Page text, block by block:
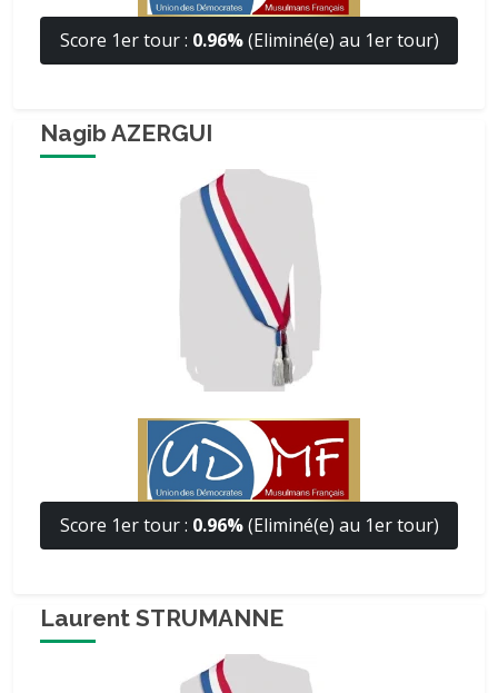
Score 1er tour : 0.96%(Eliminé(e) au 1er tour)
Nagib AZERGUI
Score 1er tour : 0.96%(Eliminé(e) au 1er tour)
Laurent STRUMANNE